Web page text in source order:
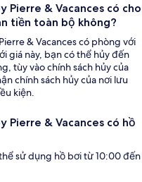
Pierre & Vacances có cho
tiền toàn bộ không?
& Vacances có phòng với
giá này, bạn có thể hủy đến
tùy vào chính sách hủy của
chính sách hủy của nơi lưu
kiện.
Pierre & Vacances có hồ
sử dụng hồ bơi từ 10:00 đến